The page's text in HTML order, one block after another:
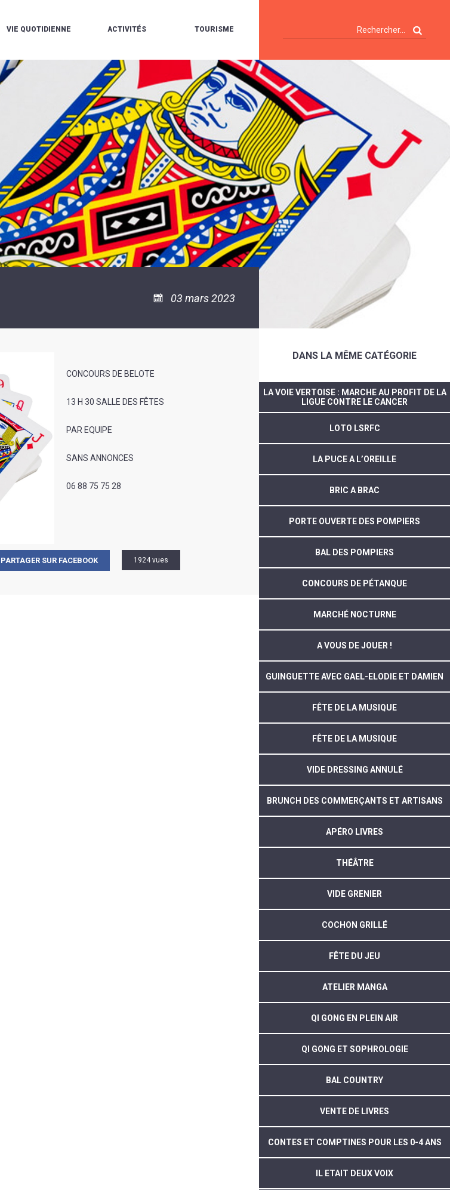
VIE QUOTIDIENNE
ESPACE
DE
VIE
ENVIRONNEMENT
L'EAU
ET
L'ASSAINISSEMENT
LA
RÉSIDENCE
AUTONOMIE
LE
CCAS
LA
POLICE
MUNICIPALE
SÉCURITÉ
ACTIVITÉS
MÉDIATHÈQUE
L'ÉCOLE
COMMUNAUTAIRE
DE
MUSIQUE
L'ÉCOLE
COMMUNAUTAIRE
DE
DANSE
LA
PISCINE
COMMUNAUTAIRE
ASSOCIATIONS
TOURISME
VOIE
VERTE
VISITES
ET
DÉCOUVERTES
LES
RANDONNÉES
LE
CAMPING
POUR
CAMPING-
CARS
TENTES
ET
CARAVANES
LA
HALTE
FLUVIALE
VENIR
À
LA
SUZE
03 mars 2023
CONCOURS DE BELOTE
13 H 30 SALLE DES FÊTES
PAR EQUIPE
SANS ANNONCES
06 88 75 75 28
PARTAGER SUR FACEBOOK 1924 vues
DANS LA MÊME CATÉGORIE
LA VOIE VERTOISE : MARCHE AU PROFIT DE LA
LIGUE CONTRE LE CANCER
LOTO LSRFC
LA PUCE A L’OREILLE
BRIC A BRAC
PORTE OUVERTE DES POMPIERS
BAL DES POMPIERS
CONCOURS DE PÉTANQUE
MARCHÉ NOCTURNE
A VOUS DE JOUER !
GUINGUETTE AVEC GAEL-ELODIE ET DAMIEN
FÊTE DE LA MUSIQUE
FÊTE DE LA MUSIQUE
VIDE DRESSING ANNULÉ
BRUNCH DES COMMERÇANTS ET ARTISANS
APÉRO LIVRES
THÉÂTRE
VIDE GRENIER
COCHON GRILLÉ
FÊTE DU JEU
ATELIER MANGA
QI GONG EN PLEIN AIR
QI GONG ET SOPHROLOGIE
BAL COUNTRY
VENTE DE LIVRES
CONTES ET COMPTINES POUR LES 0-4 ANS
IL ETAIT DEUX VOIX